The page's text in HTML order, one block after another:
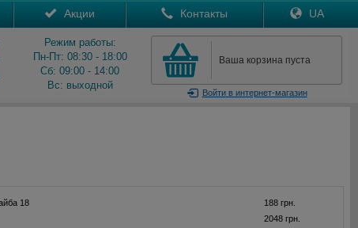
Акции Контакты UA
Режим работы:
Пн-Пт: 08:30 - 18:00
Сб: 09:00 - 14:00
Вс: выходной
Ваша корзина пуста
Войтив интернет-магазин
18
188 грн.
2048 грн.